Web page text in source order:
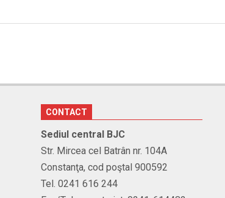
CONTACT
Sediul central BJC
Str. Mircea cel Batrân nr. 104A
Constanţa, cod poştal 900592
Tel. 0241 616 244